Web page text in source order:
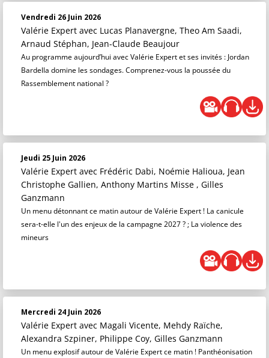
Vendredi 26 Juin 2026
Valérie Expert avec Lucas Planavergne, Theo Am Saadi,
Arnaud Stéphan, Jean-Claude Beaujour
Au programme aujourd’hui avec Valérie Expert et ses invités : Jordan
Bardella domine les sondages. Comprenez-vous la poussée du
Rassemblement national ?
Jeudi 25 Juin 2026
Valérie Expert avec Frédéric Dabi, Noémie Halioua, Jean
Christophe Gallien, Anthony Martins Misse , Gilles
Ganzmann
Un menu détonnant ce matin autour de Valérie Expert ! La canicule
sera-t-elle l'un des enjeux de la campagne 2027 ? ; La violence des
mineurs
Mercredi 24 Juin 2026
Valérie Expert avec Magali Vicente, Mehdy Raïche,
Alexandra Szpiner, Philippe Coy, Gilles Ganzmann
Un menu explosif autour de Valérie Expert ce matin ! Panthéonisation